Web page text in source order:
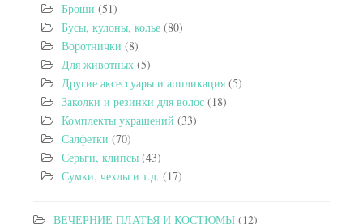
Броши (51)
Бусы, кулоны, колье (80)
Воротнички (8)
Для животных (5)
Другие аксессуары и аппликация (5)
Заколки и резинки для волос (18)
Комплекты украшений (33)
Салфетки (70)
Серьги, клипсы (43)
Сумки, чехлы и т.д. (17)
ВЕЧЕРНИЕ ПЛАТЬЯ И КОСТЮМЫ (12)